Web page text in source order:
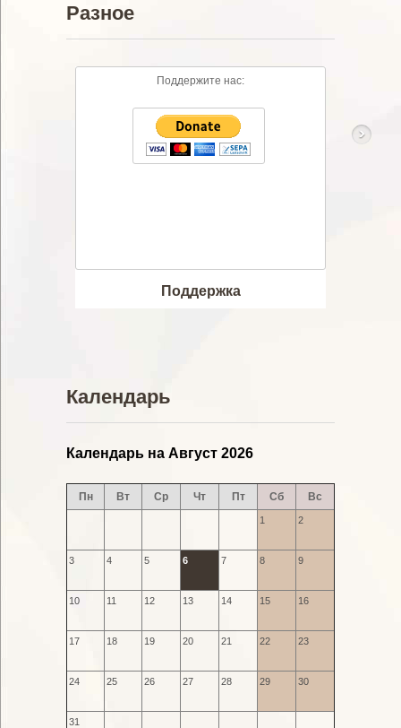
Разное
Поддержите нас:
Поддержка
MP3
Календарь
Календарь на Август 2026
Пн Вт Ср Чт Пт Сб Вс
1 2
3 4 5 6 7 8 9
10 11 12 13 14 15 16
17 18 19 20 21 22 23
24 25 26 27 28 29 30
31